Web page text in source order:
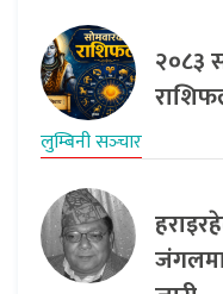
२०८३
लुम्बिनी सञ्‍चार